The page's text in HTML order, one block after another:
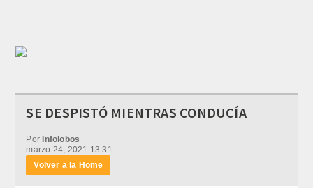
SE DESPISTÓ MIENTRAS CONDUCÍA
Por Infolobos
marzo 24, 2021 13:31
Volver a la Home